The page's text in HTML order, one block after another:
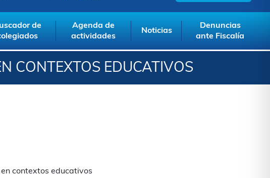
de
Agenda de
actividades
Noticias
Denuncias
ante Fiscalía
CONTEXTOS EDUCATIVOS
en contextos educativos